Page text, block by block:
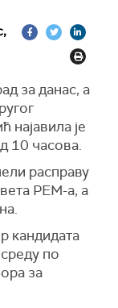
за данас, а
најавила је
10 часова.
расправу
РЕМ-а, а
кандидата
по
за